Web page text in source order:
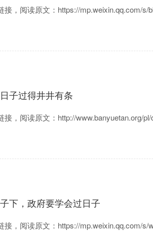
接，阅读原文：https://mp.weixin.qq.com/s/
子过得井井有条
接，阅读原文：http://www.banyuetan.org/
下，政府要学会过日子
接，阅读原文：https://mp.weixin.qq.com/